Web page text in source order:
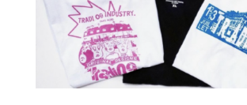
NOS
CONTACT
PARTENAIRES